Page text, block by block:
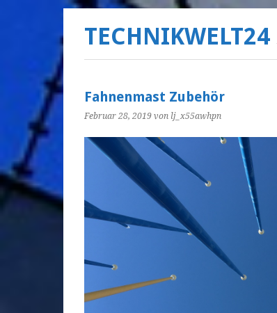
TECHNIKWELT24
Fahnenmast Zubehör
Februar 28, 2019 von lj_x55awhpn